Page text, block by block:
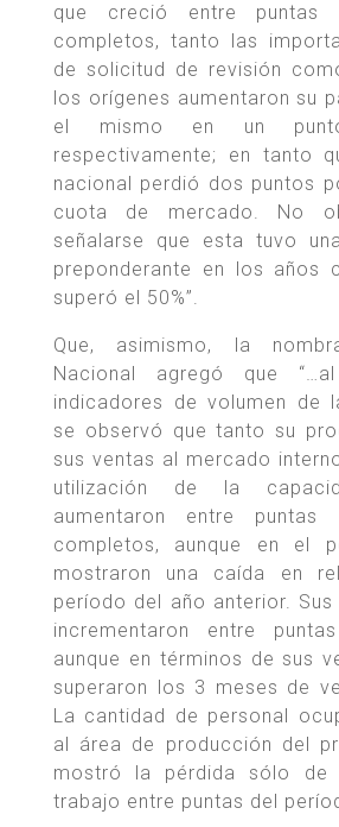
que creció entre puntas
completos, tanto las
de solicitud de revisión
los orígenes aumentaron su
el mismo en un punto
respectivamente; en tanto
nacional perdió dos puntos
cuota de mercado. No
señalarse que esta tuvo
preponderante en los años
superó el 50%”.
Que, asimismo, la
Nacional agregó que
indicadores de volumen de
se observó que tanto su
sus ventas al mercado
utilización de la
aumentaron entre
completos, aunque en el
mostraron una caída en
período del año anterior.
incrementaron entre
aunque en términos de sus
superaron los 3 meses de
La cantidad de personal
al área de producción del
mostró la pérdida sólo de
trabajo entre puntas del